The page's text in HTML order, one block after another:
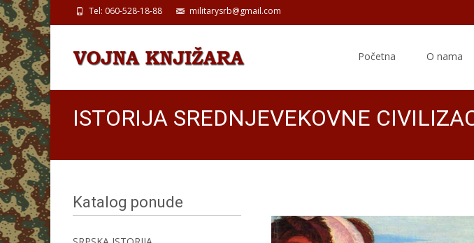
Tel: 060-528-18-88 militarysrb@gmail.com
Početna O nama
ISTORIJA SREDNJEVEKOVNE
Katalog ponude